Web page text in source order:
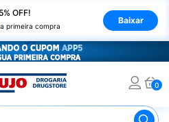
OFF!
primeira compra
Baixar
0